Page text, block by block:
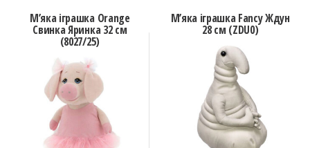
М’яка іграшка Orange
Свинка Яринка 32 см
(8027/25)
М’яка іграшка Fancy Ждун
28 см (ZDU0)